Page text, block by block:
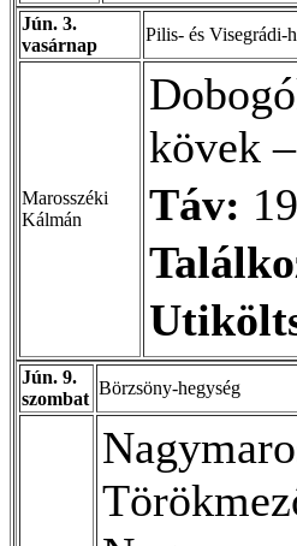
Jún. 3.
vasárnap
Pilis- és Visegrádi-
Marosszéki
Kálmán
kövek
Táv:
Jún. 9.
szombat
Börzsöny-hegység